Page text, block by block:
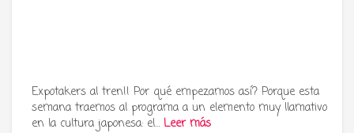
Expotakers al tren!! Por qué empezamos así? Porque esta
semana traemos al programa a un elemento muy llamativo
en la cultura japonesa: el… Leer más